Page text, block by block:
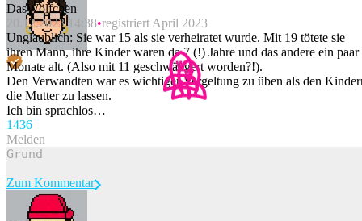
DasWölfchen
20.12.2023 14:38 registriert April 2023
Unglaublich: Sie war 15 als sie verheiratet wurde. Mit 19 tötete sie
ihren Mann, ihre Kinder waren da 7 (!) Jahre und das andere ein paar
Monate alt. (Also mit 11 geschwängert worden?!).
Den Verwandten war es wichtiger Vergeltung zu üben als den
die Mutter zu lassen.
Ich bin sprachlos…
1436
Melden
Zum Kommentar